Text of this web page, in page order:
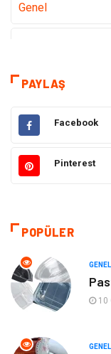
Genel
Tatil
Eğitim
Hukuk
Makine
Kültür
Güzellik & Bakım
Finans & Ekonomi
PAYLAŞ
Facebook
Pinterest
POPÜLER
GENEL
10
GENEL